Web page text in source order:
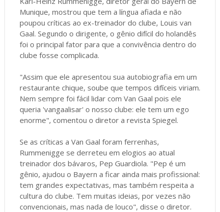
Munique, mostrou que tem a língua afiada e não
poupou críticas ao ex-treinador do clube, Louis van
Gaal. Segundo o dirigente, o gênio difícil do holandês
foi o principal fator para que a convivência dentro do
clube fosse complicada.
"Assim que ele apresentou sua autobiografia em um
restaurante chique, soube que tempos difíceis viriam.
Nem sempre foi fácil lidar com Van Gaal pois ele
queria 'vangaalisar' o nosso clube: ele tem um ego
enorme", comentou o diretor a revista Spiegel.
Se as críticas a Van Gaal foram ferrenhas,
Rummenigge se derreteu em elogios ao atual
treinador dos bávaros, Pep Guardiola. "Pep é um
gênio, ajudou o Bayern a ficar ainda mais profissional:
tem grandes expectativas, mas também respeita a
cultura do clube. Tem muitas ideias, por vezes não
convencionais, mas nada de louco", disse o diretor.